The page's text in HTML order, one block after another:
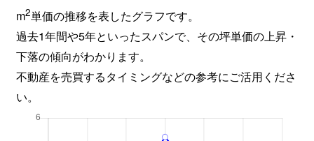
m2単価の推移を表したグラフです。
過去1年間や5年といったスパンで、その坪単価の上昇・
下落の傾向がわかります。
不動産を売買するタイミングなどの参考にご活用くださ
い。